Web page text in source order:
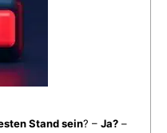
Stand sein? – Ja?–